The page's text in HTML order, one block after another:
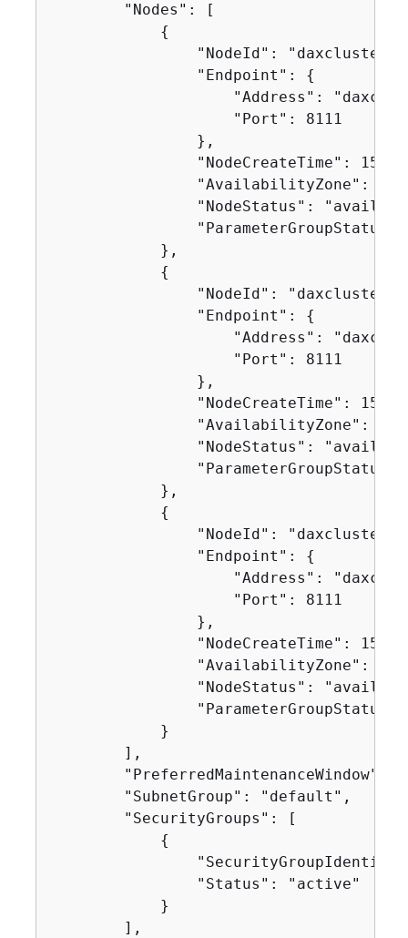
        "Nodes": [
{
"NodeId": "daxcluster-
                "Endpoint":
{
"Address":
                    "Port": 8111
                },
"NodeCreateTime":
"AvailabilityZone":
"NodeStatus":
            },
{
"NodeId": "daxcluster-
                "Endpoint":
{
"Address":
                    "Port": 8111
                },
"NodeCreateTime":
"AvailabilityZone":
"NodeStatus":
            },
{
"NodeId": "daxcluster-
                "Endpoint":
{
"Address":
                    "Port": 8111
                },
"NodeCreateTime":
"AvailabilityZone":
"NodeStatus":
            }
        ],
"PreferredMaintenanceWindow":
        "SubnetGroup": "default",
        "SecurityGroups": [
{
                "Status": "active"
            }
        ],